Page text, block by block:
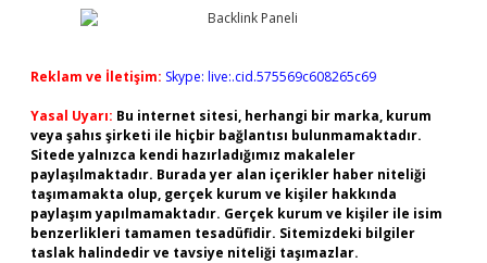
Reklam ve İletişim: Skype: live:.cid.575569c608265c69
Yasal Uyarı: Bu internet sitesi, herhangi bir marka, kurum
veya şahıs şirketi ile hiçbir bağlantısı bulunmamaktadır.
Sitede yalnızca kendi hazırladığımız makaleler
paylaşılmaktadır. Burada yer alan içerikler haber niteliği
taşımamakta olup, gerçek kurum ve kişiler hakkında
paylaşım yapılmamaktadır. Gerçek kurum ve kişiler ile isim
benzerlikleri tamamen tesadüfidir. Sitemizdeki bilgiler
taslak halindedir ve tavsiye niteliği taşımazlar.